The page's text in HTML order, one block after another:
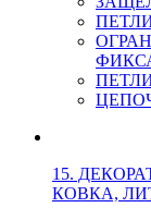
15.
КОВКА,